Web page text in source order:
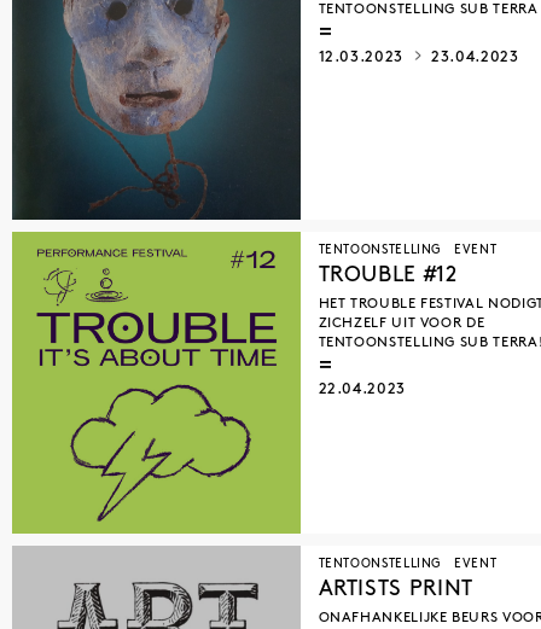
TENTOONSTELLING SUB TERRA
12.03.2023 23.04.2023
TENTOONSTELLING EVENT
TROUBLE #12
HET TROUBLE FESTIVAL
ZICHZELF UIT VOOR DE
TENTOONSTELLING SUB
22.04.2023
TENTOONSTELLING EVENT
ARTISTS PRINT
ONAFHANKELIJKE BEURS